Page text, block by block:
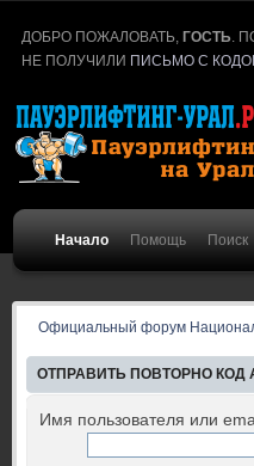
ДОБРО ПОЖАЛОВАТЬ,ГОСТЬ .
НЕ ПОЛУЧИЛИ ПИСЬМО С
Начало Помощь Поиск
Официальный форум
ОТПРАВИТЬ ПОВТОРНО КОД
Имя пользователя или